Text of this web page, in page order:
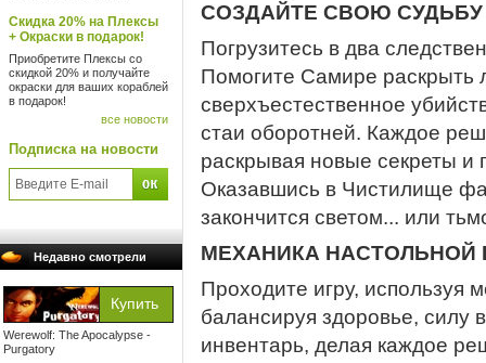
Скидка 20% на Плексы
+ Окраски в подарок!
Приобретите Плексы со
скидкой 20% и получайте
окраски для ваших кораблей
в подарок!
все новости
Подписка на новости
Недавно смотрели
Werewolf: The Apocalypse -
Purgatory
СОЗДАЙТЕ СВОЮ СУДЬБУ
Погрузитесь в два
Помогите Самире раскрыть
сверхъестественное
стаи оборотней. Каждое
раскрывая новые секреты и
Оказавшись в Чистилище
закончится светом... или
МЕХАНИКА НАСТОЛЬНОЙ
Проходите игру, используя
балансируя здоровье, силу
инвентарь, делая каждое